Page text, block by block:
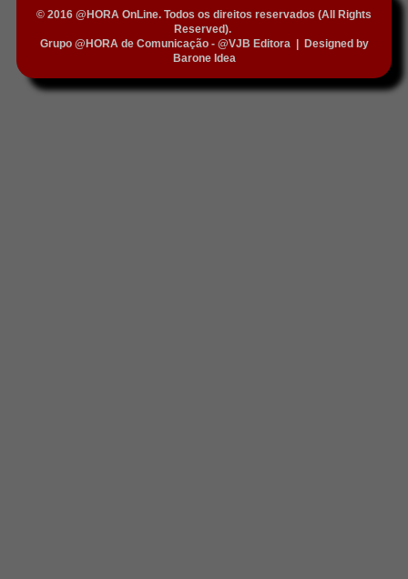
© 2016 @HORA OnLine. Todos os direitos reservados (All Rights
Reserved).
Grupo @HORA de Comunicação - @VJB Editora|
Designed by
Barone Idea